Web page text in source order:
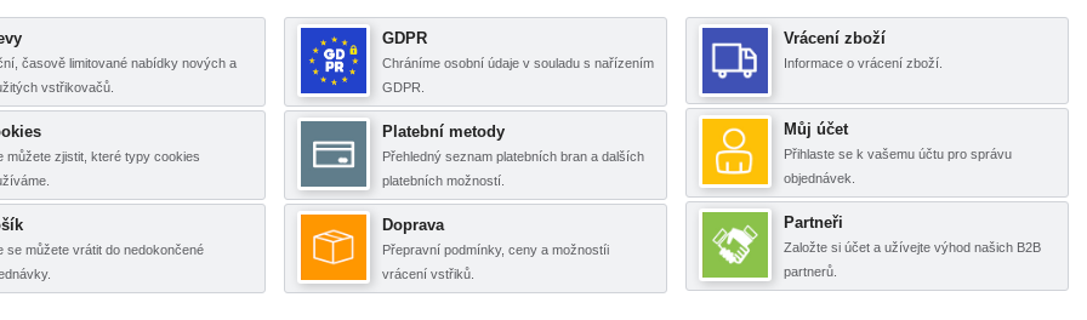
časově limitované nabídky nových a
vstřikovačů.
můžete zjistit, které typy cookies
se můžete vrátit do nedokončené
GDPR
Chráníme osobní údaje v souladu s nařízením
GDPR.
Platební metody
Přehledný seznam platebních bran a dalších
platebních možností.
Doprava
Přepravní podmínky, ceny a možnostíi
vrácení vstřiků.
Vrácení zboží
Informace o vrácení zboží.
Můj účet
Přihlaste se k vašemu účtu pro správu
objednávek.
Partneři
Založte si účet a užívejte výhod našich B2B
partnerů.